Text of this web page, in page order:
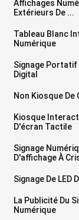
Affichages
Extérieurs De ...
Tableau Blanc
Numérique
Signage Portatif
Digital
Non Kiosque De
Kiosque
D'écran Tactile
Signage
D'affichage À
Signage De LED
La Publicité Du
Numérique